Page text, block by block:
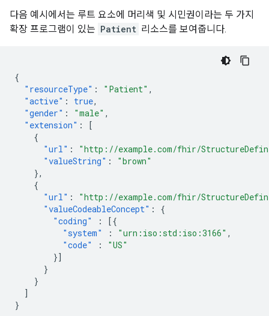
다음 예시에서는 루트 요소에 머리색 및 시민권이라는 두 가지
확장 프로그램이 있는 Patient 리소스를 보여줍니다.
{
"resourceType" : "Patient" ,
"active" : true,
"gender" : "male" ,
"extension" :
[
{
"url" :
"http://example.com/fhir/
"valueString" :
"brown"
},
{
"url" :
"http://example.com/fhir/
"valueCodeableConcept" :
{
"coding"
:
[{
"system"
: "urn:iso:std:iso:3166" ,
"code"
:
"US"
}]
}
}
]
}